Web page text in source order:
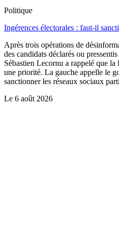
Politique
Ingérences électorales : faut-il
Après trois opérations de
des candidats déclarés ou
Sébastien Lecornu a rappelé que
une priorité. La gauche appelle le
sanctionner les réseaux sociaux
Le 6 août 2026